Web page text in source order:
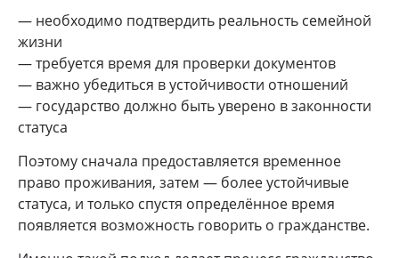
— необходимо подтвердить реальность семейной
жизни
— требуется время для проверки документов
— важно убедиться в устойчивости отношений
— государство должно быть уверено в законности
статуса
Поэтому сначала предоставляется временное
право проживания, затем — более устойчивые
статуса, и только спустя определённое время
появляется возможность говорить о гражданстве.